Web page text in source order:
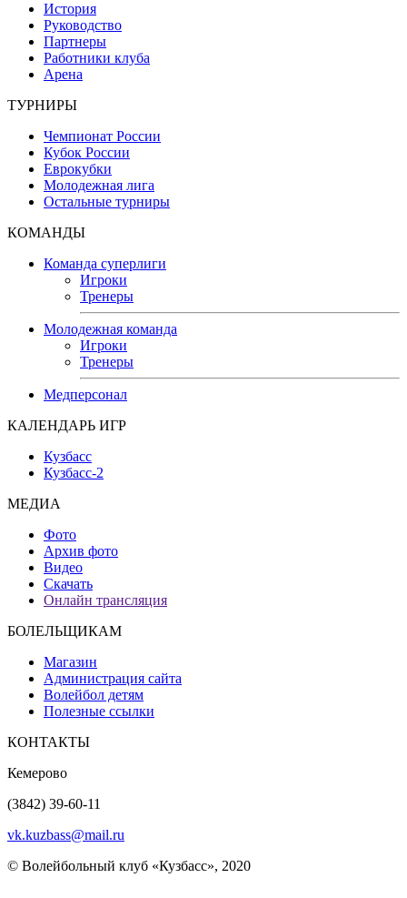
История
Руководство
Партнеры
Работники клуба
Арена
ТУРНИРЫ
Чемпионат России
Кубок России
Еврокубки
Молодежная лига
Остальные турниры
КОМАНДЫ
Команда суперлиги
Игроки
Тренеры
Молодежная команда
Игроки
Тренеры
Медперсонал
КАЛЕНДАРЬ ИГР
Кузбасс
Кузбасс-2
МЕДИА
Фото
Архив фото
Видео
Скачать
Онлайн трансляция
БОЛЕЛЬЩИКАМ
Магазин
Администрация сайта
Волейбол детям
Полезные ссылки
КОНТАКТЫ
Кемерово
(3842) 39-60-11
vk.kuzbass@mail.ru
© Волейбольный клуб «Кузбасс», 2020